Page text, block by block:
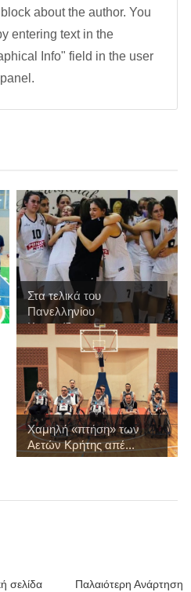
about the author. You
entering text in the
Info" field in the user
Στα τελικά του
Πανελληνίου
Κορασίδω...
Χαμηλή «πτήση» των
Αετών Κρήτης απέ...
Παλαιότερη Ανάρτηση
σελίδα